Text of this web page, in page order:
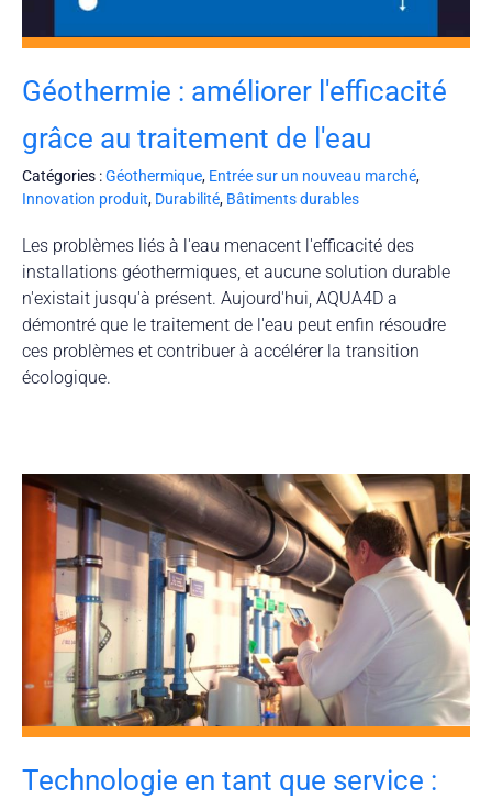
Géothermie : améliorer l'efficacité
grâce au traitement de l'eau
Catégories :Géothermique, Entrée sur un nouveau marché,
Innovation produit, Durabilité, Bâtiments durables
Les problèmes liés à l'eau menacent l'efficacité des
installations géothermiques, et aucune solution durable
n'existait jusqu'à présent. Aujourd'hui, AQUA4D a
démontré que le traitement de l'eau peut enfin résoudre
ces problèmes et contribuer à accélérer la transition
écologique.
Technologie en tant que service :